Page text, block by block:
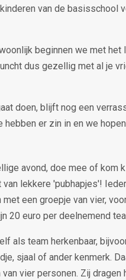
van de basisschool
beginnen we met het
dus gezellig met al je
doen, blijft nog een
hebben er zin in en we
avond, doe mee of kom
van lekkere 'pubhapjes'!
met een groepje van vier,
20 euro per deelnemend
als team herkenbaar,
sjaal of ander kenmerk.
van vier personen. Zij dragen